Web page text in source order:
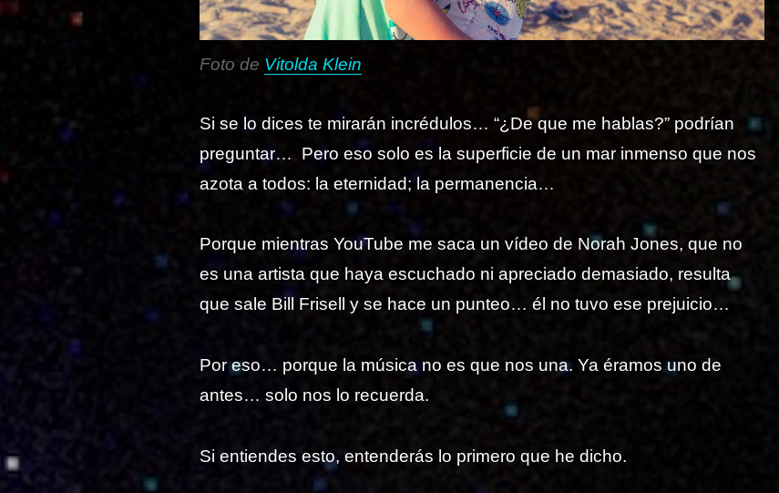
Foto de Vitolda Klein
Si se lo dices te mirarán incrédulos… “¿De que me hablas?” podrían
preguntar… Pero eso solo es la superficie de un mar inmenso que nos
azota a todos: la eternidad; la permanencia…
Porque mientras YouTube me saca un vídeo de Norah Jones, que no
es una artista que haya escuchado ni apreciado demasiado, resulta
que sale Bill Frisell y se hace un punteo… él no tuvo ese prejuicio…
Por eso… porque la música no es que nos una. Ya éramos uno de
antes… solo nos lo recuerda.
Si entiendes esto, entenderás lo primero que he dicho.